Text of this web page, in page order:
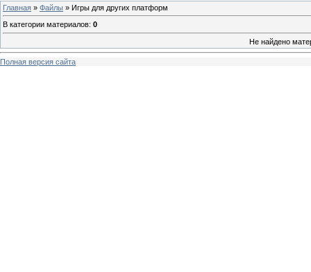
Главная » Файлы » Игры для других платформ
В категории материалов: 0
Не найдено
Полная версия сайта